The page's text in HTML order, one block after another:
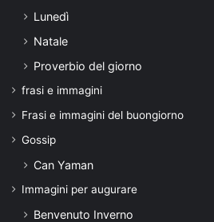
Lunedì
Natale
Proverbio del giorno
frasi e immagini
Frasi e immagini del buongiorno
Gossip
Can Yaman
Immagini per augurare
Benvenuto Inverno